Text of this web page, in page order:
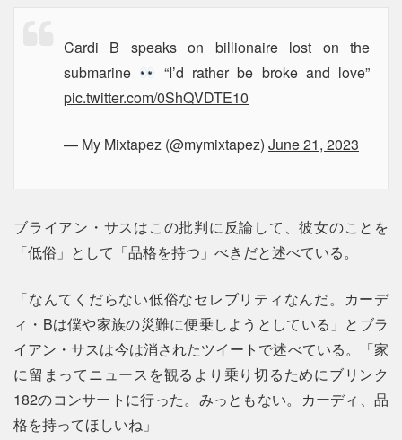
Cardi B speaks on billionaire lost on the
submarine
“I’d rather be broke and love”
pic.twitter.com/0ShQVDTE10
— My Mixtapez (@mymixtapez) June 21, 2023
ブライアン・サスはこの批判に反論して、彼女のことを
「低俗」として「品格を持つ」べきだと述べている。
「なんてくだらない低俗なセレブリティなんだ。カーデ
ィ・Bは僕や家族の災難に便乗しようとしている」とブラ
イアン・サスは今は消されたツイートで述べている。「家
に留まってニュースを観るより乗り切るためにブリンク
182のコンサートに行った。みっともない。カーディ、品
格を持ってほしいね」